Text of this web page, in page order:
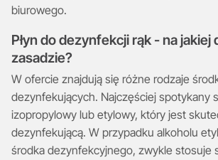
biurowego.
Płyn do dezynfekcji rąk - na jakiej
zasadzie?
W ofercie znajdują się różne rodzaje
dezynfekujących. Najczęściej spotykany
izopropylowy lub etylowy, który jest
dezynfekującą. W przypadku alkoholu
środka dezynfekcyjnego, zwykle stosuje